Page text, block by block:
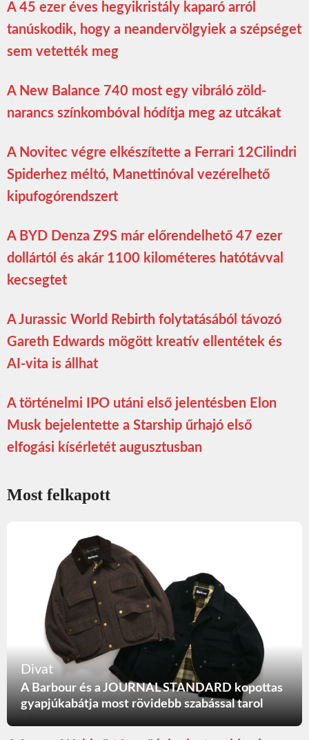
A 45 ezer éves hegyikristály kaparó arról
tanúskodik, hogy a neandervölgyiek a szépséget
sem vetették meg
A New Balance 740 most egy vibráló zöld-
narancs színkombóval hódítja meg az utcákat
A Novitec végre elkészítette a Ferrari 12Cilindri
Spiderhez méltó, Manettinóval vezérelhető
kipufogórendszert
A BYD Denza Z9S már előrendelhető 47 ezer
dollártól és akár 1100 kilométeres hatótávval
kecsegtet
A Jurassic World Rebirth folytatásából távozó
Gareth Edwards mögött kreatív ellentétek és
AI-vita is állhat
A történelmi IPO utáni első jelentésben Elon
Musk bejelentette a Starship űrhajó első
elfogási kísérletét augusztusban
Most felkapott
Divat
A Barbour és a JOURNAL STANDARD kopottas
gyapjúkabátja most rövidebb szabással tarol